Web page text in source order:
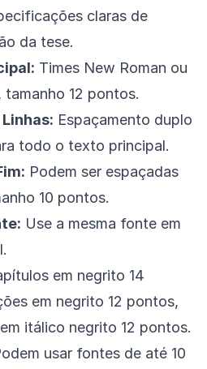
claras de
da tese.
Times New Roman ou
12 pontos.
Espaçamento duplo
todo o texto principal.
Podem ser espaçadas
10 pontos.
Use a mesma fonte em
em negrito 14
em negrito 12 pontos,
itálico negrito 12 pontos.
usar fontes de até 10